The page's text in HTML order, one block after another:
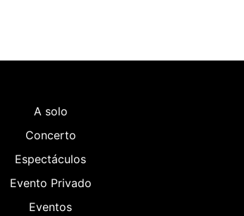
A solo
Concerto
Espectáculos
Evento Privado
Eventos